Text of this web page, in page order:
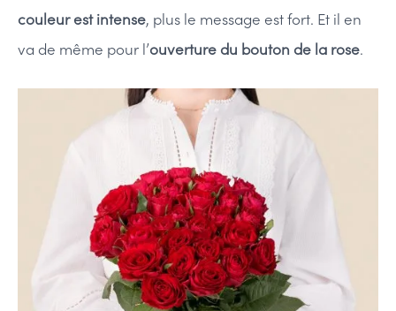
couleur est intense, plus le message est fort. Et il en
va de même pour l’ouverture du bouton de la rose.